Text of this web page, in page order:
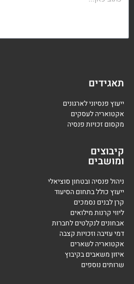
תאגידים
ייעוץ פנסיוני לארגונים
אקטואריה לעסקים
מקסום זכויות פנסיה
קיבוצים
ומושבים
ניהול פנסיה ובטחון סוציאלי
ייעוץ כולל בתחום הסיעוד
קרן לבנים נסמכים
ליווי קרנות מילואים
אבחונים לנקלטים לחברות
דמי עזיבה וזכויות קצבה
אקטואריה לשארים
איזון משאבים בקיבוץ
שרותים נוספים